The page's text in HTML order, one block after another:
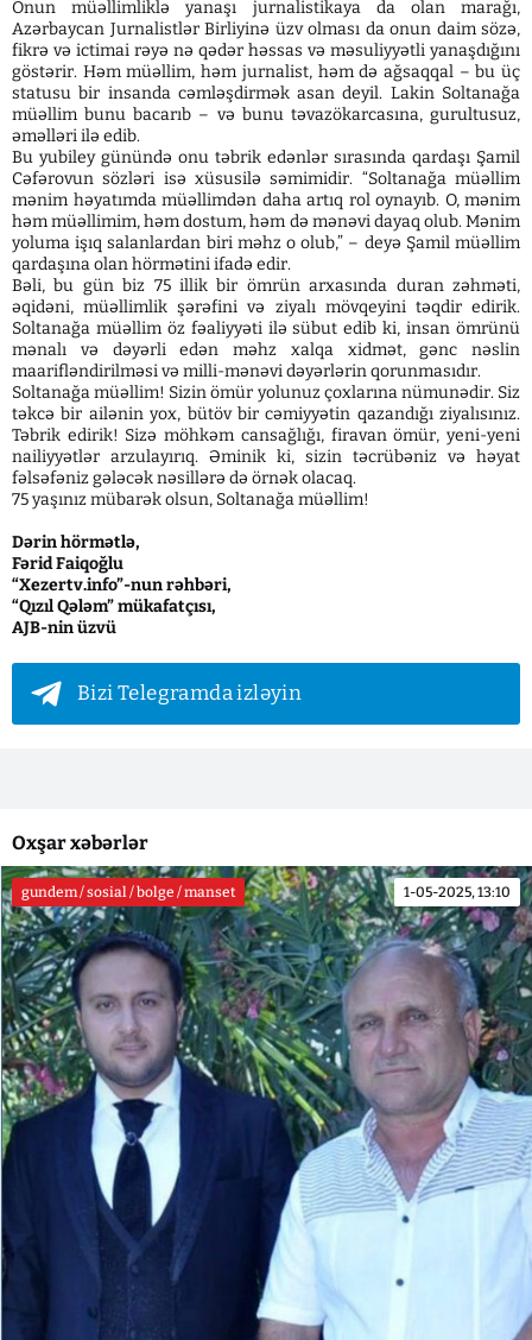
Onun müəllimliklə yanaşı jurnalistikaya da olan marağı,
Azərbaycan Jurnalistlər Birliyinə üzv olması da onun daim sözə,
fikrə və ictimai rəyə nə qədər həssas və məsuliyyətli yanaşdığını
göstərir. Həm müəllim, həm jurnalist, həm də ağsaqqal – bu üç
statusu bir insanda cəmləşdirmək asan deyil. Lakin Soltanağa
müəllim bunu bacarıb – və bunu təvazökarcasına, gurultusuz,
əməlləri ilə edib.
Bu yubiley günündə onu təbrik edənlər sırasında qardaşı Şamil
Cəfərovun sözləri isə xüsusilə səmimidir. “Soltanağa müəllim
mənim həyatımda müəllimdən daha artıq rol oynayıb. O, mənim
həm müəllimim, həm dostum, həm də mənəvi dayaq olub. Mənim
yoluma işıq salanlardan biri məhz o olub,” – deyə Şamil müəllim
qardaşına olan hörmətini ifadə edir.
Bəli, bu gün biz 75 illik bir ömrün arxasında duran zəhməti,
əqidəni, müəllimlik şərəfini və ziyalı mövqeyini təqdir edirik.
Soltanağa müəllim öz fəaliyyəti ilə sübut edib ki, insan ömrünü
mənalı və dəyərli edən məhz xalqa xidmət, gənc nəslin
maarifləndirilməsi və milli-mənəvi dəyərlərin qorunmasıdır.
Soltanağa müəllim! Sizin ömür yolunuz çoxlarına nümunədir. Siz
təkcə bir ailənin yox, bütöv bir cəmiyyətin qazandığı ziyalısınız.
Təbrik edirik! Sizə möhkəm cansağlığı, firavan ömür, yeni-yeni
nailiyyətlər arzulayırıq. Əminik ki, sizin təcrübəniz və həyat
fəlsəfəniz gələcək nəsillərə də örnək olacaq.
75 yaşınız mübarək olsun, Soltanağa müəllim!
Dərin hörmətlə,
Fərid Faiqoğlu
“Xezertv.info”-nun rəhbəri,
“Qızıl Qələm” mükafatçısı,
AJB-nin üzvü
Bizi Telegramda izləyin
Oxşar xəbərlər
gundem / sosial / bolge / manset 1-05-2025, 13:10